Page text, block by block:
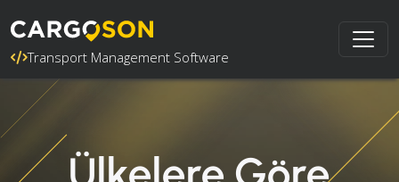
Transport Management Software